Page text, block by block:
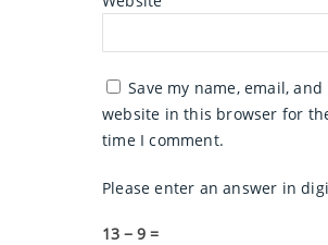
Save my name, email, and
website in this browser for
time I comment.
Please enter an answer in
13 − 9 =